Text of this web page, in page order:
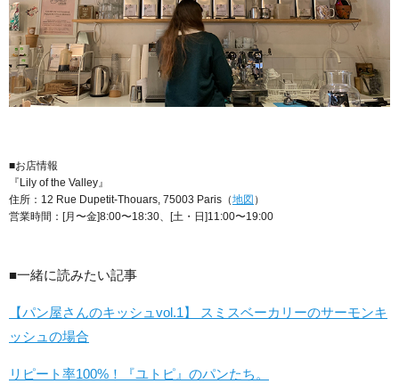
■お店情報
『Lily of the Valley』
住所：12 Rue Dupetit-Thouars, 75003 Paris（地図 ）
営業時間：[月〜金]8:00〜18:30、[土・日]11:00〜19:00
■一緒に読みたい記事
【パン屋さんのキッシュvol.1】 スミスベーカリーのサーモンキ
ッシュの場合
リピート率100%！『ユトピ』のパンたち。